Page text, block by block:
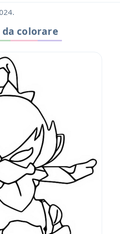
colorare